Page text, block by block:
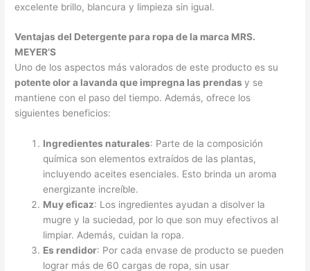
excelente brillo, blancura y limpieza sin igual.
Ventajas del Detergente para ropa de la marca MRS.
MEYER’S
Uno de los aspectos más valorados de este producto es su
potente olor a lavanda que impregna las prendasy se
mantiene con el paso del tiempo. Además, ofrece los
siguientes beneficios:
Ingredientes naturales: Parte de la composición
química son elementos extraídos de las plantas,
incluyendo aceites esenciales. Esto brinda un aroma
energizante increíble.
Muy eficaz: Los ingredientes ayudan a disolver la
mugre y la suciedad, por lo que son muy efectivos al
limpiar. Además, cuidan la ropa.
Es rendidor: Por cada envase de producto se pueden
lograr más de 60 cargas de ropa, sin usar